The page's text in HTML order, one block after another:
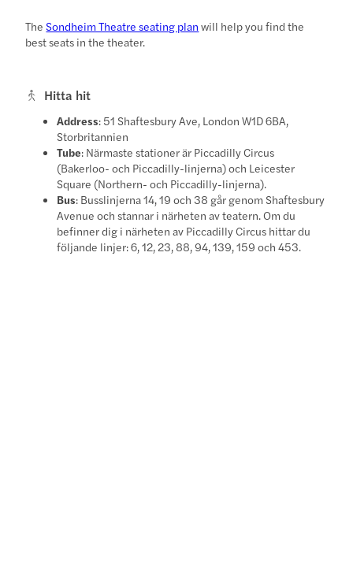
TheSondheim Theatre seating plan will help you find the
best seats in the theater.
Hitta hit
Address: 51 Shaftesbury Ave, London W1D 6BA,
Storbritannien
Tube: Närmaste stationer är Piccadilly Circus
(Bakerloo- och Piccadilly-linjerna) och Leicester
Square (Northern- och Piccadilly-linjerna).
Bus: Busslinjerna 14, 19 och 38 går genom Shaftesbury
Avenue och stannar i närheten av teatern. Om du
befinner dig i närheten av Piccadilly Circus hittar du
följande linjer: 6, 12, 23, 88, 94, 139, 159 och 453.